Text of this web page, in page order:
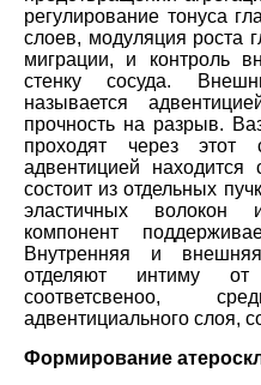
регулирование тонуса
слоев, модуляция роста
миграции, и контроль
стенку сосуда.
называется
прочность на разрыв.
проходят через
адвентицией находится
состоит из отдельных
эластичных волокон
компонент
Внутренняя и
отделяют интиму
соответсвеноо,
адвентициального слоя,
Формирование